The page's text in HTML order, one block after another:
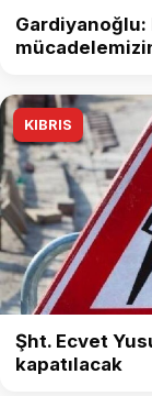
KIBRIS
Şht. Ecvet
kapatılacak